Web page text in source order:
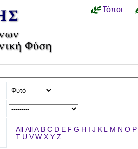
Τόποι
All All A B C D E F G H I J K L M N O P
T U V W X Y Z